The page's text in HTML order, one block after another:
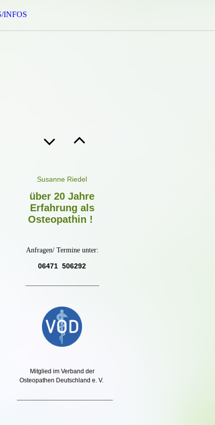
INFOS
Susanne Riedel
über 20 Jahre
Erfahrung als
Osteopathin !
Anfragen/ Termine unter:
06471 506292
Mitglied im Verband der
Osteopathen Deutschland e. V.